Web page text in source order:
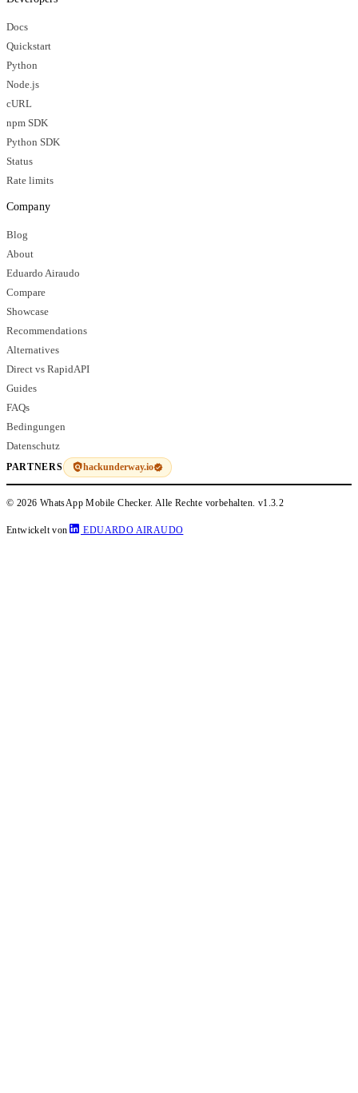
Docs
Quickstart
Python
Node.js
cURL
npm SDK
Python SDK
Status
Rate limits
Company
Blog
About
Eduardo Airaudo
Compare
Showcase
Recommendations
Alternatives
Direct vs RapidAPI
Guides
FAQs
Bedingungen
Datenschutz
PARTNERS hackunderway.io
© 2026 WhatsApp Mobile Checker. Alle Rechte vorbehalten. v1.3.2
Entwickelt von EDUARDO AIRAUDO